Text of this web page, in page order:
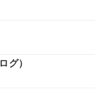
グ）